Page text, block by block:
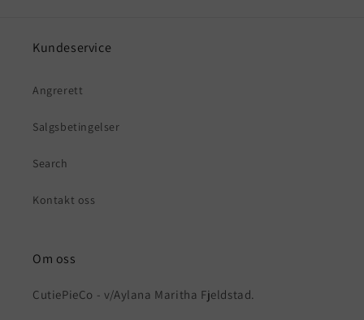
Kundeservice
Angrerett
Salgsbetingelser
Search
Kontakt oss
Om oss
CutiePieCo - v/Aylana Maritha Fjeldstad.